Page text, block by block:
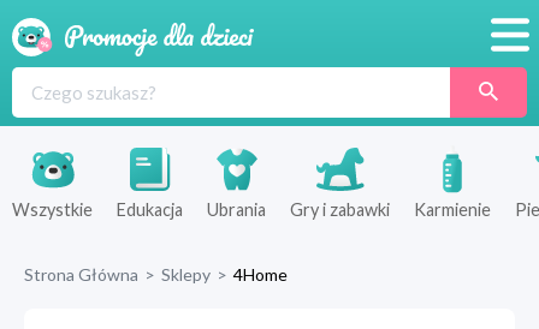
Produkty
Sklepy
Wszystkie Edukacja Ubrania Gry i zabawki Karmienie
Strona Główna > Sklepy > 4Home